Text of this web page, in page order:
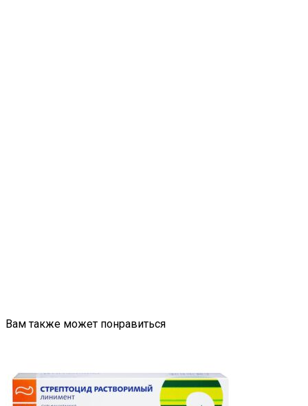
Вам также может понравиться